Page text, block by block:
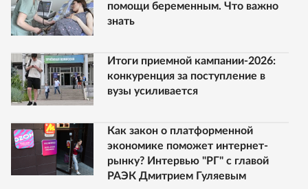
помощи беременным. Что важно
знать
Итоги приемной кампании-2026:
конкуренция за поступление в
вузы усиливается
Как закон о платформенной
экономике поможет интернет-
рынку? Интервью "РГ" с главой
РАЭК Дмитрием Гуляевым